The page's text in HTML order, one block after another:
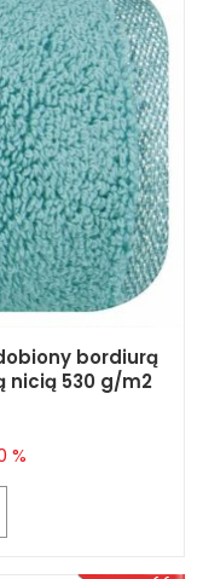
bordiurą
nicią 530 g/m2
%